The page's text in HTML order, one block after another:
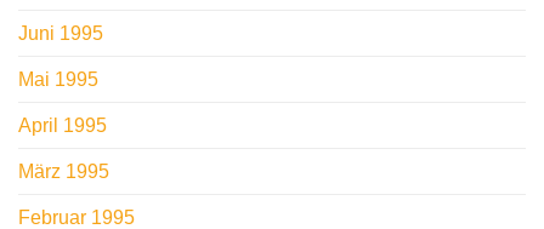
Juni 1995
Mai 1995
April 1995
März 1995
Februar 1995